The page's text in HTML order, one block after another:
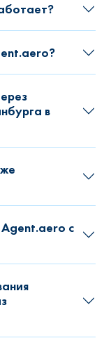
в
Agent.aero с